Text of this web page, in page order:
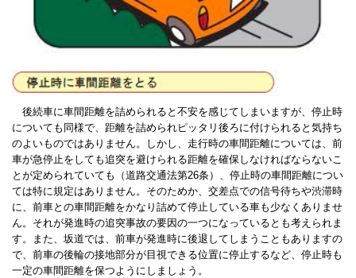
後続車に車間距離を詰められると不安を感じてしまいますが、停止時
についても同様で、距離を詰められピッタリ後ろに付けられると気持ち
のよいものではありません。しかし、走行時の車間距離については、前
車が急停止をしても追突を避けられる距離を確保しなければならないこ
とが定められていても（道路交通法第26条）、停止時の車間距離につい
ては特に規定はありません。そのためか、交差点での信号待ちや渋滞時
に、前車との車間距離をかなり詰めて停止している車も少なくありませ
ん。それが発進時の追突事故の要因の一つになっているとも考えられま
す。また、坂道では、前車が発進時に後退してしまうこともありますの
で、前車の後輪の接地部分が目視できる位置に停止するなど、停止時も
一定の車間距離を保つようにしましょう。